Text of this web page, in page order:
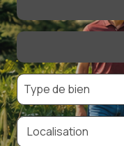
De l'immo pro
Type de bien